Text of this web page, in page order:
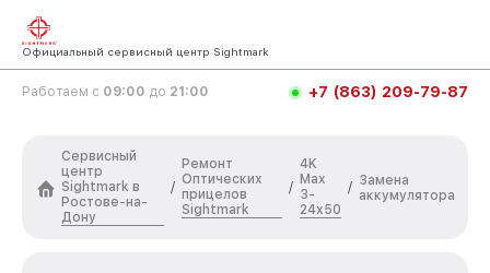
Официальный сервисный центр Sightmark
Работаем с 09:00 до 21:00 +7 (863) 209-79-87
Сервисный
центр
Sightmark в
Ростове-на-
Дону
/
Ремонт
Оптических
прицелов
Sightmark
/
4K
Max
3-
24x50
/ Замена
аккумулятора